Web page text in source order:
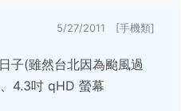
5/27/2011 [手機類]
子(雖然台北因為颱風過
4.3吋 qHD 螢幕